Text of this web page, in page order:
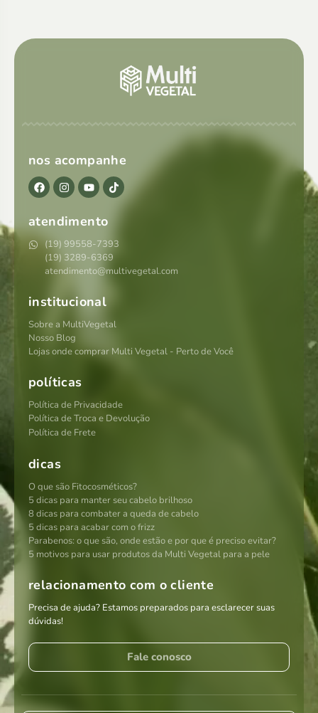
nos acompanhe
atendimento
(19) 99558-7393
(19) 3289-6369
atendimento@multivegetal.com
institucional
Sobre a MultiVegetal
Nosso Blog
Lojas onde comprar Multi Vegetal - Perto de Você
políticas
Política de Privacidade
Política de Troca e Devolução
Política de Frete
dicas
O que são Fitocosméticos?
5 dicas para manter seu cabelo brilhoso
8 dicas para combater a queda de cabelo
5 dicas para acabar com o frizz
Parabenos: o que são, onde estão e por que é preciso evitar?
5 motivos para usar produtos da Multi Vegetal para a pele
relacionamento com o cliente
Precisa de ajuda? Estamos preparados para esclarecer suas
dúvidas!
Fale conosco